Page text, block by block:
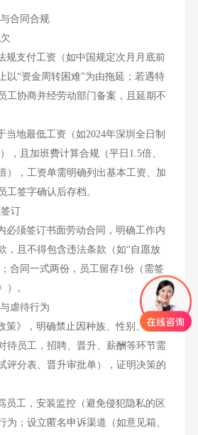
合同合规
支付工资（如中国规定次月月底前
以“资金周转困难”为由拖延；若遇特
工协商并经劳动部门备案，且延期不
最低工资（如2024年深圳全日制
，且加班费计算合规（平日1.5倍、
），工资单需明确列出基本工资、加
工签字确认后存档。
订
须签订书面劳动合同，明确工作内
，且不得包含违法条款（如“自愿放
合同一式两份，员工留存1份（需签
）。
虐待行为
》，明确禁止因种族、性别、宗
待员工，招聘、晋升、薪酬等环节需
评分表、晋升审批单），证明决策的
工，安装监控（避免侵犯隐私的区
为；设立匿名申诉渠道（如意见箱、